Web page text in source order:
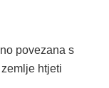
povezana s
htjeti